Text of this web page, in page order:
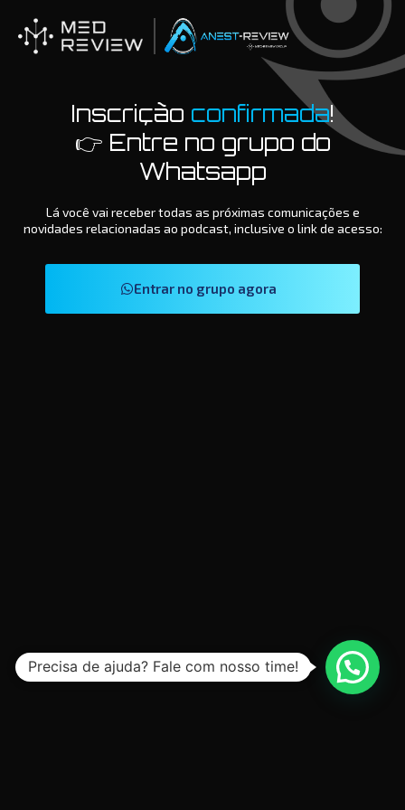
Inscrição confirmada!
👉 Entre no grupo do
Whatsapp
Lá você vai receber todas as próximas comunicações e
novidades relacionadas ao podcast, inclusive o link de acesso:
Entrar no grupo agora
Precisa de ajuda? Fale com nosso time!